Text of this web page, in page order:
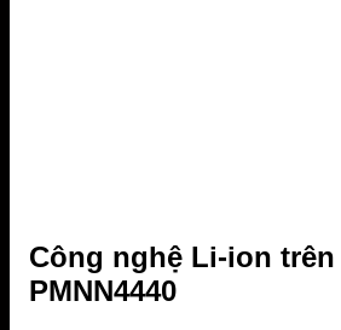
Công nghệ Li-ion
PMNN4440